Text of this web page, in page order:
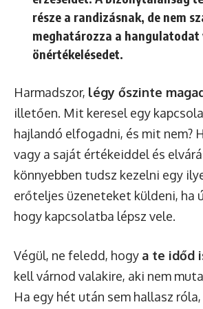
része a randizásnak, de nem
meghatározza a hangulatodat
önértékelésedet.
Harmadszor, légy őszinte
illetően. Mit keresel egy
hajlandó elfogadni, és mit nem?
vagy a saját értékeiddel és
könnyebben tudsz kezelni egy
erőteljes üzeneteket küldeni, ha
hogy kapcsolatba lépsz vele.
Végül, ne feledd, hogy a te időd
kell várnod valakire, aki nem
Ha egy hét után sem hallasz